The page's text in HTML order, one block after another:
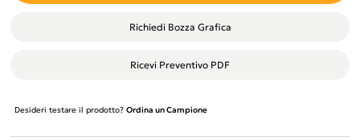
Richiedi Bozza Grafica
Ricevi Preventivo PDF
Desideri testare il prodotto? Ordina un Campione